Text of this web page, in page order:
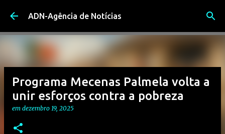
Avançar para o conteúdo principal
ADN-Agência de Notícias
Programa Mecenas Palmela volta a
unir esforços contra a pobreza
em dezembro 19, 2025